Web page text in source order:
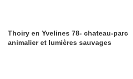
Thoiry en Yvelines 78- chateau-parc
animalier et lumières sauvages